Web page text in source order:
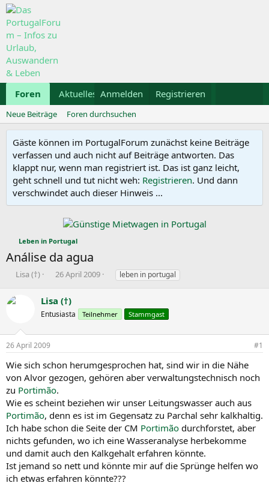
Foren Aktuelles Galerie Kalender
Anmelden Registrieren
Neue Beiträge Foren durchsuchen
Gäste können im PortugalForum zunächst keine Beiträge
verfassen und auch nicht auf Beiträge antworten. Das
klappt nur, wenn man registriert ist. Das ist ganz leicht,
geht schnell und tut nicht weh: Registrieren. Und dann
verschwindet auch dieser Hinweis ...
Leben in Portugal
Análise da agua
E
s
t
l
e
r
Lisa (†)
E
t
e
l
m
26 April 2009
S
l
a
w
t
e
leben in portugal
Lisa (†)
Entusiasta Teilnehmer Stammgast
26 April 2009 #1
Wie sich schon herumgesprochen hat, sind wir in die Nähe
von Alvor gezogen, gehören aber verwaltungstechnisch noch
zu Portimão.
Wie es scheint beziehen wir unser Leitungswasser auch aus
Portimão, denn es ist im Gegensatz zu Parchal sehr kalkhaltig.
Ich habe schon die Seite der CM Portimão durchforstet, aber
nichts gefunden, wo ich eine Wasseranalyse herbekomme
und damit auch den Kalkgehalt erfahren könnte.
Ist jemand so nett und könnte mir auf die Sprünge helfen wo
ich etwas erfahren könnte???